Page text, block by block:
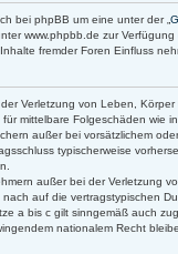
bei phpBB um eine unter der „
www.phpbb.de zur
fremder Foren Einfluss
Verletzung von Leben,
mittelbare Folgeschäden wie
außer bei vorsätzlichem
typischerweise
außer bei der Verletzung
auf die vertragstypischen
a bis c gilt sinngemäß auch
nationalem Recht